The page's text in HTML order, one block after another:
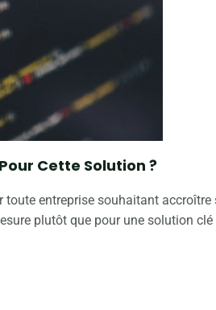
Cette Solution ?
entreprise souhaitant
plutôt que pour une solution